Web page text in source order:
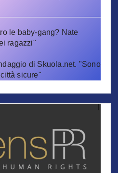
le baby-gang? Nate
ragazzi"
di Skuola.net. "Sono
sicure"